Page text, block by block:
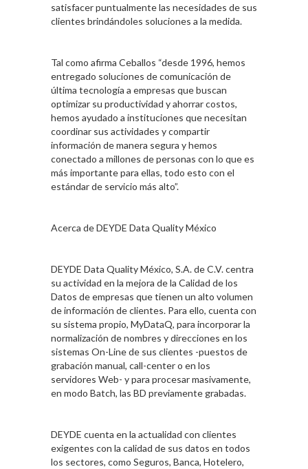
satisfacer puntualmente las necesidades de sus
clientes brindándoles soluciones a la medida.
Tal como afirma Ceballos “desde 1996, hemos
entregado soluciones de comunicación de
última tecnología a empresas que buscan
optimizar su productividad y ahorrar costos,
hemos ayudado a instituciones que necesitan
coordinar sus actividades y compartir
información de manera segura y hemos
conectado a millones de personas con lo que es
más importante para ellas, todo esto con el
estándar de servicio más alto”.
Acerca de DEYDE Data Quality México
DEYDE Data Quality México, S.A. de C.V. centra
su actividad en la mejora de la Calidad de los
Datos de empresas que tienen un alto volumen
de información de clientes. Para ello, cuenta con
su sistema propio, MyDataQ, para incorporar la
normalización de nombres y direcciones en los
sistemas On-Line de sus clientes -puestos de
grabación manual, call-center o en los
servidores Web- y para procesar masivamente,
en modo Batch, las BD previamente grabadas.
DEYDE cuenta en la actualidad con clientes
exigentes con la calidad de sus datos en todos
los sectores, como Seguros, Banca, Hotelero,